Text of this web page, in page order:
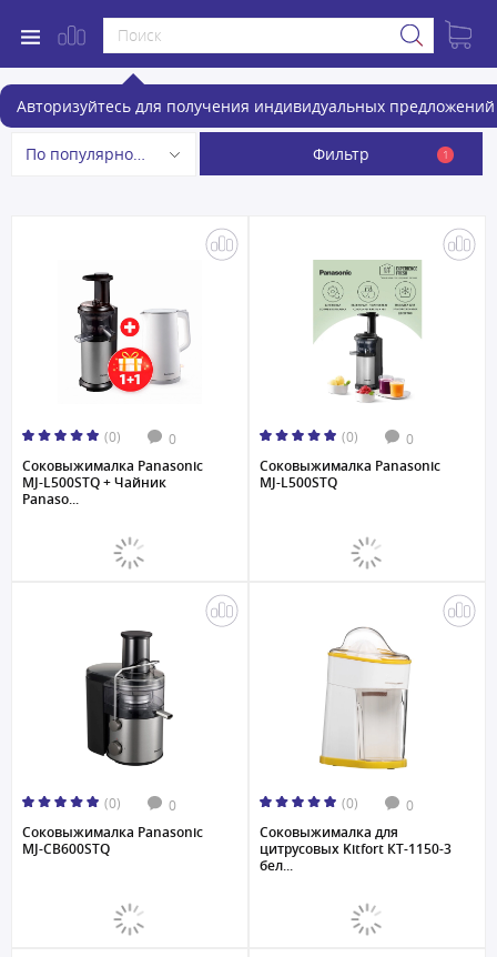
Авторизуйтесь для получения индивидуальных предложений
Соковыжималки
По популярности Фильтр 1
(0) 0
Соковыжималка Panasonic
MJ-L500STQ + Чайник
Panaso...
(0) 0
Соковыжималка Panasonic
MJ-L500STQ
(0) 0
Соковыжималка Panasonic
MJ-CB600STQ
(0) 0
Соковыжималка для
цитрусовых Kitfort КТ-1150-3
бел...